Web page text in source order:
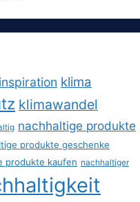
inspiration klima
klimawandel
nachhaltige produkte
produkte geschenke
produkte kaufen nachhaltiger